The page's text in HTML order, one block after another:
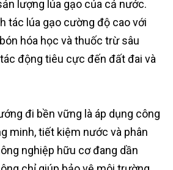
lượng lúa gạo của cả nước.
tác lúa gạo cường độ cao với
hóa học và thuốc trừ sâu
động tiêu cực đến đất đai và
đi bền vững là áp dụng công
minh, tiết kiệm nước và phân
nghiệp hữu cơ đang dần